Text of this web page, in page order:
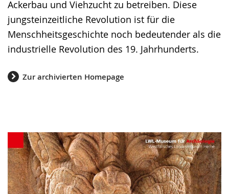
Ackerbau und Viehzucht zu betreiben. Diese
jungsteinzeitliche Revolution ist für die
Menschheitsgeschichte noch bedeutender als die
industrielle Revolution des 19. Jahrhunderts.
Zur archivierten Homepage